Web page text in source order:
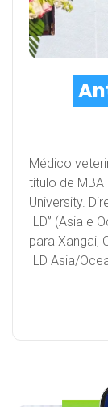
Médico
título de MBA
University.
ILD” (Asia e
para Xangai,
ILD Asia/